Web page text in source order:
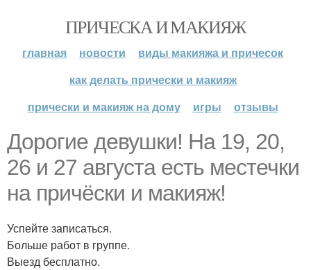
ПРИЧЕСКА И МАКИЯЖ
главная новости
виды макияжа и причесок
как делать прически и макияж
прически и макияж на дому
игры отзывы
Дорогие девушки! На 19, 20,
26 и 27 августа есть местечки
на причёски и макияж!
Успейте записаться.
Больше работ в группе.
Выезд бесплатно.